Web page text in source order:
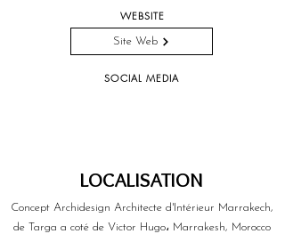
WEBSITE
Site Web
SOCIAL MEDIA
LOCALISATION
Concept Archidesign Architecte d'Intérieur Marrakech,
de Targa a coté de Victor Hugo، Marrakesh, Morocco